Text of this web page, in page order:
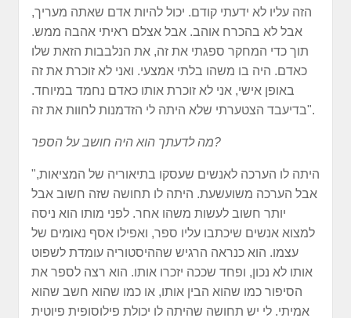
הזה עליו לא ידעתי קודם. יכול להיות אדם שאתה מעריך,
אבל לא בהכרח אוהב. אבל אצלם ראיתי אהבה ממש.
תוך כדי המחקר ספגתי את זה, את הנלבבות הזאת שלו
כאדם. היה בו משהו בלתי אמצעי. ואני לא זוכרת את זה
באופן אישי, אני לא זוכרת אותו כאדם נחמד במיוחד.
בדיעבד הצטערתי שלא היתה לי הזדמנות לחוות את זה".
מה לדעתך הוא היה חושב על הספר?
"היתה לו הערכה לאנשים שעסקו בתיאוריה של המציאות,
אבל הערכה משועשעת. היתה לו תחושה שזה חשוב אבל
יותר חשוב לעשות משהו אחר. לפני מותו הוא ניסה
למצוא אנשים שיכתבו עליו ספר, ואפילו אסף נאומים של
עצמו. הוא כנראה הרגיש שההיסטוריה עומדת לשפוט
אותו לא נכון, ופחד שככה יזכרו אותו. הוא רצה לספר את
הסיפור כמו שהוא הבין אותו, או כמו שהוא חשב שהוא
אמיתי. לי יש תחושה שהיתה לו יכולת פילוסופית פיוטית